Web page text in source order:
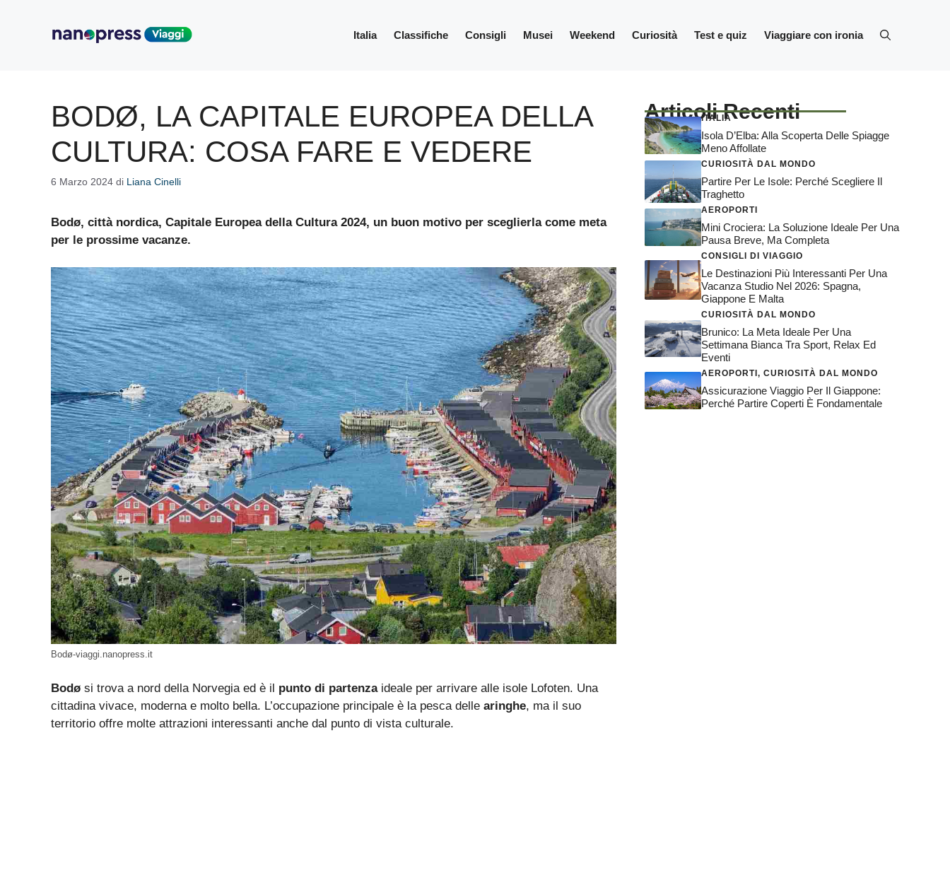
Italia Classifiche Consigli Musei Weekend Curiosità Test e quiz Viaggiare con ironia
BODØ, LA CAPITALE EUROPEA DELLA
CULTURA: COSA FARE E VEDERE
6 Marzo 2024 di Liana Cinelli
Bodø, città nordica, Capitale Europea della Cultura 2024, un buon motivo per sceglierla come meta
per le prossime vacanze.
Bodø-viaggi.nanopress.it
Bodø si trova a nord della Norvegia ed è il punto di partenzaideale per arrivare alle isole Lofoten. Una
cittadina vivace, moderna e molto bella. L’occupazione principale è la pesca delle aringhe, ma il suo
territorio offre molte attrazioni interessanti anche dal punto di vista culturale.
Articoli Recenti
ITALIA
Isola D’Elba: Alla Scoperta Delle Spiagge
Meno Affollate
CURIOSITÀ DAL MONDO
Partire Per Le Isole: Perché Scegliere Il
Traghetto
AEROPORTI
Mini Crociera: La Soluzione Ideale Per Una
Pausa Breve, Ma Completa
CONSIGLI DI VIAGGIO
Le Destinazioni Più Interessanti Per Una
Vacanza Studio Nel 2026: Spagna,
Giappone E Malta
CURIOSITÀ DAL MONDO
Brunico: La Meta Ideale Per Una
Settimana Bianca Tra Sport, Relax Ed
Eventi
AEROPORTI , CURIOSITÀ DAL MONDO
Assicurazione Viaggio Per Il Giappone:
Perché Partire Coperti È Fondamentale